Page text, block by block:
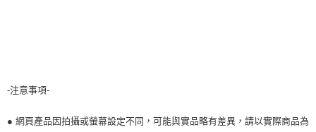
-注意事項-
● 網頁產品因拍攝或螢幕設定不同，可能與實品略有差異，請以實際商品為